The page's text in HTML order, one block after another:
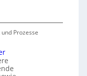
Prozesse